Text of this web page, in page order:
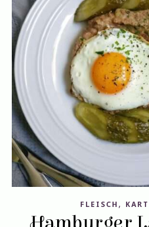
FLEISCH ,